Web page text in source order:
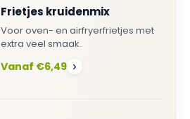
Frietjes kruidenmix
Voor oven- en airfryerfrietjes met
extra veel smaak.
Vanaf €6,49 ›